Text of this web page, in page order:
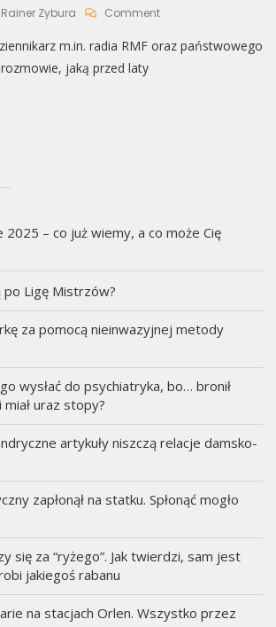
Rainer Zybura CommentOn
Ujawnił
m.in. radia RMF oraz państwowego
jaką przed laty
– co już wiemy, a co może Cię
po Ligę Mistrzów?
za pomocą nieinwazyjnej metody
wysłać do psychiatryka, bo… bronił
uraz stopy?
artykuły niszczą relacje damsko-
zapłonął na statku. Spłonąć mogło
się za “ryżego”. Jak twierdzi, sam jest
jakiegoś rabanu
na stacjach Orlen. Wszystko przez